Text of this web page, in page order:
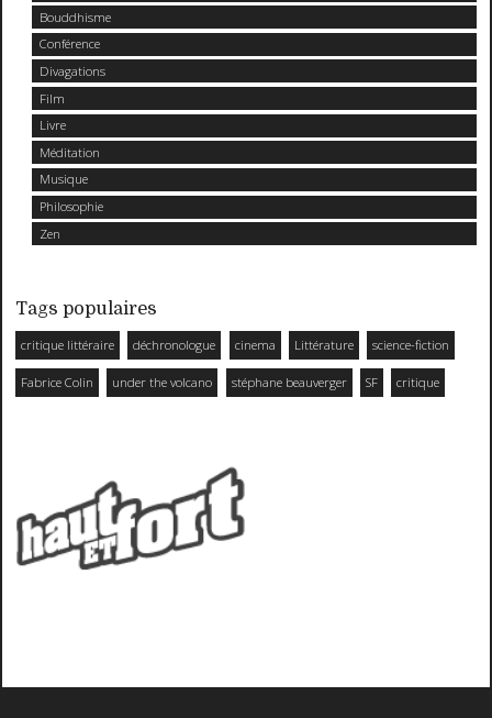
Bouddhisme
Conférence
Divagations
Film
Livre
Méditation
Musique
Philosophie
Zen
Tags populaires
critique littéraire déchronologue cinema Littérature science-fiction
Fabrice Colin under the volcano stéphane beauverger SF critique